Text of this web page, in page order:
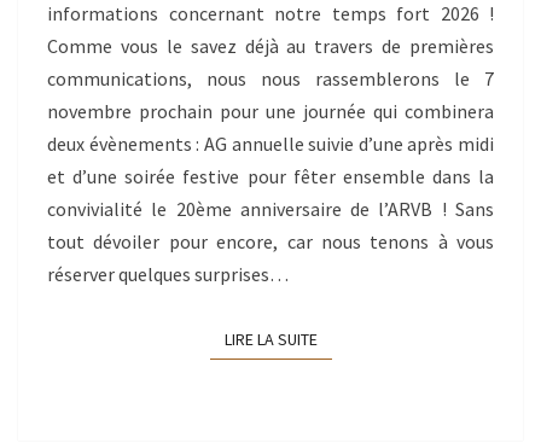
DE
NOTRE
JOURNÉE
FESTIVE
« 20
ANS »
!
informations concernant notre temps fort 2026 !
Comme vous le savez déjà au travers de premières
communications, nous nous rassemblerons le 7
novembre prochain pour une journée qui combinera
deux évènements : AG annuelle suivie d’une après midi
et d’une soirée festive pour fêter ensemble dans la
convivialité le 20ème anniversaire de l’ARVB ! Sans
tout dévoiler pour encore, car nous tenons à vous
réserver quelques surprises…
LIRE LA SUITELIRE LA SUITE